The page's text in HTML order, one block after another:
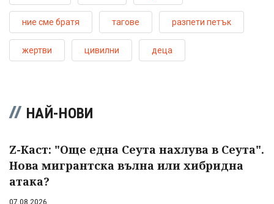
ние сме братя тагове разпети петък
жертви цивилни деца
НАЙ-НОВИ
Z-Каст: "Още една Сеута нахлува в Сеута".
Нова мигрантска вълна или хибридна
атака?